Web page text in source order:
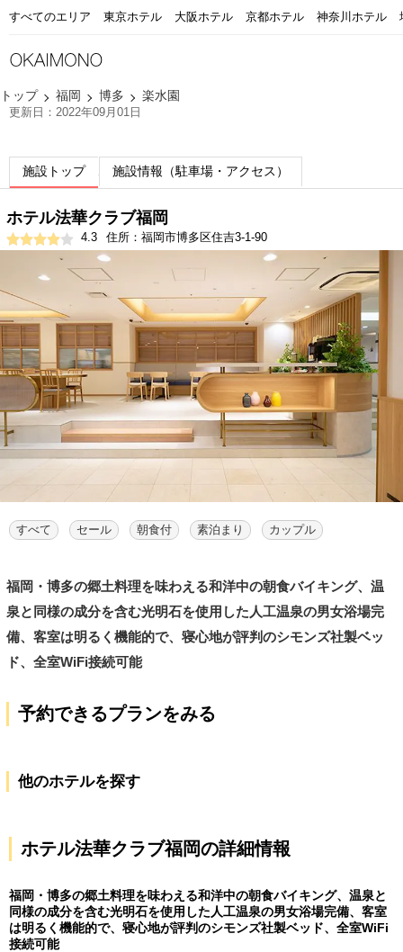
すべてのエリア 東京ホテル 大阪ホテル 京都ホテル 神奈川ホテル
トップ 福岡 博多 楽水園
更新日：2022年09月01日
施設トップ 施設情報（駐車場・アクセス）
ホテル法華クラブ福岡
4.3 住所：福岡市博多区住吉3-1-90
すべて セール 朝食付 素泊まり カップル
福岡・博多の郷土料理を味わえる和洋中の朝食バイキング、温
泉と同様の成分を含む光明石を使用した人工温泉の男女浴場完
備、客室は明るく機能的で、寝心地が評判のシモンズ社製ベッ
ド、全室WiFi接続可能
予約できるプランをみる
他のホテルを探す
ホテル法華クラブ福岡の詳細情報
福岡・博多の郷土料理を味わえる和洋中の朝食バイキング、温泉と
同様の成分を含む光明石を使用した人工温泉の男女浴場完備、客室
は明るく機能的で、寝心地が評判のシモンズ社製ベッド、全室WiFi
接続可能